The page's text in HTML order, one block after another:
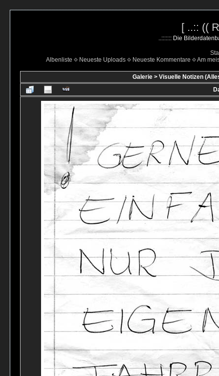
[ ..:: ((
..::::::: Die
Albenliste
Neueste Uploads Neueste Kommentare Am
Galerie> Visuelle Notizen